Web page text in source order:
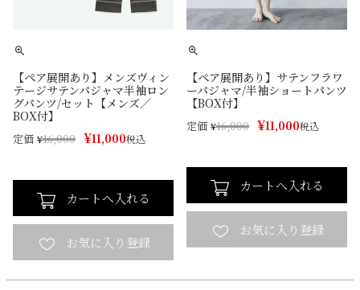
【ペア展開あり】メンズヴィン
テージサテンパジャマ半袖ロン
グパンツ/セット【メンズ／
BOX付】
定価 ¥16,000 ¥11,000税込
カートへ入れる
【ペア展開あり】サテンフラワ
ーパジャマ/半袖ショートパンツ
【BOX付】
定価 ¥16,000 ¥11,000税込
カートへ入れる